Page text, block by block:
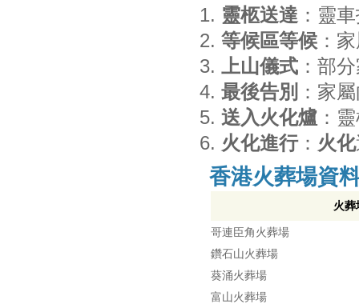
靈柩送達 ：靈
等候區等候 ：
上山儀式 ：部
最後告別 ：家
送入火化爐 ：
火化進行： 火化
香港火葬場資
火葬
哥連臣角火葬場
鑽石山火葬場
葵涌火葬場
富山火葬場